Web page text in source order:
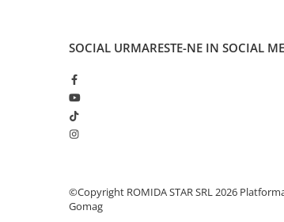
SOCIAL URMARESTE-NE IN SOCIAL
©Copyright ROMIDA STAR SRL 2026
Gomag